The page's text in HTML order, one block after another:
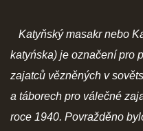
ČERNÁ KNIHA
ZLOČINY NACIONÁLNÍHO
NÁVŠTĚVNÍ KNIHA
Katyňský masakr nebo
katyńska) je označení pro
zajatců vězněných v
a táborech pro válečné
roce 1940. Povražděno